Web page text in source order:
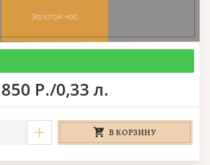
850 Р./0,33 л.
В КОРЗИНУ